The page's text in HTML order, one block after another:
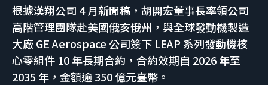
根據漢翔公司 4 月新聞稿，胡開宏董事長率領公司
高階管理團隊赴美國俄亥俄州，與全球發動機製造
大廠 GE Aerospace 公司簽下 LEAP 系列發動機核
心零組件 10 年長期合約，合約效期自 2026 年至
2035 年，金額逾 350 億元臺幣。